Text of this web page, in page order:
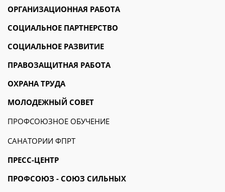
ОРГАНИЗАЦИОННАЯ РАБОТА
СОЦИАЛЬНОЕ ПАРТНЕРСТВО
СОЦИАЛЬНОЕ РАЗВИТИЕ
ПРАВОЗАЩИТНАЯ РАБОТА
ОХРАНА ТРУДА
МОЛОДЕЖНЫЙ СОВЕТ
ПРОФСОЮЗНОЕ ОБУЧЕНИЕ
САНАТОРИИ ФПРТ
ПРЕСС-ЦЕНТР
ПРОФСОЮЗ - СОЮЗ СИЛЬНЫХ